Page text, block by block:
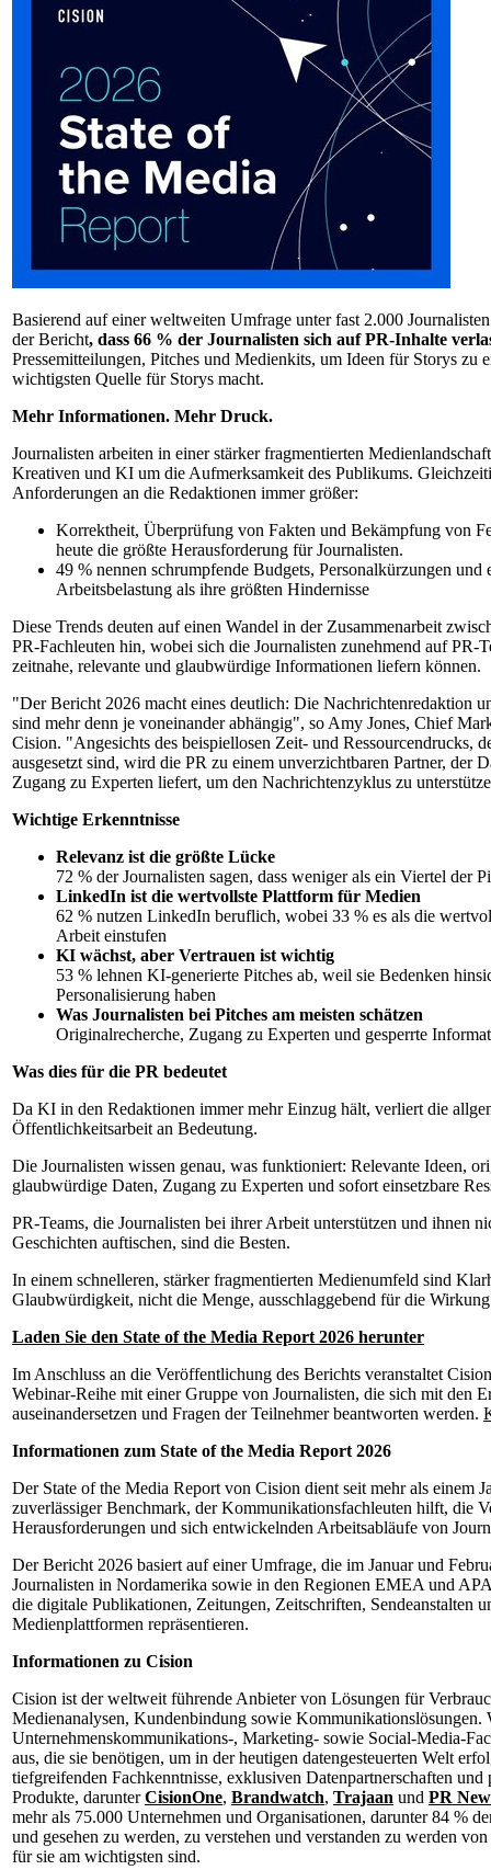
Basierend auf einer weltweiten Umfrage unter fast 2.000
der Bericht, dass 66 % der Journalisten sich auf PR-Inhalte
Pressemitteilungen, Pitches und Medienkits, um Ideen für Storys zu
wichtigsten Quelle für Storys macht.
Mehr Informationen. Mehr Druck.
Journalisten arbeiten in einer stärker fragmentierten
Kreativen und KI um die Aufmerksamkeit des Publikums.
Anforderungen an die Redaktionen immer größer:
Korrektheit, Überprüfung von Fakten und Bekämpfung von
heute die größte Herausforderung für Journalisten.
49 % nennen schrumpfende Budgets, Personalkürzungen und
Arbeitsbelastung als ihre größten Hindernisse
Diese Trends deuten auf einen Wandel in der Zusammenarbeit
PR-Fachleuten hin, wobei sich die Journalisten zunehmend auf PR-
zeitnahe, relevante und glaubwürdige Informationen liefern können.
"Der Bericht 2026 macht eines deutlich: Die Nachrichtenredaktion
sind mehr denn je voneinander abhängig", so Amy Jones, Chief
Cision. "Angesichts des beispiellosen Zeit- und Ressourcendrucks,
ausgesetzt sind, wird die PR zu einem unverzichtbaren Partner, der
Zugang zu Experten liefert, um den Nachrichtenzyklus zu
Wichtige Erkenntnisse
Relevanz ist die größte Lücke
72 % der Journalisten sagen, dass weniger als ein Viertel der
LinkedIn ist die wertvollste Plattform für Medien
62 % nutzen LinkedIn beruflich, wobei 33 % es als die
Arbeit einstufen
KI wächst, aber Vertrauen ist wichtig
53 % lehnen KI-generierte Pitches ab, weil sie Bedenken
Personalisierung haben
Was Journalisten bei Pitches am meisten schätzen
Originalrecherche, Zugang zu Experten und gesperrte
Was dies für die PR bedeutet
Da KI in den Redaktionen immer mehr Einzug hält, verliert die
Öffentlichkeitsarbeit an Bedeutung.
Die Journalisten wissen genau, was funktioniert: Relevante Ideen,
glaubwürdige Daten, Zugang zu Experten und sofort einsetzbare
PR-Teams, die Journalisten bei ihrer Arbeit unterstützen und ihnen
Geschichten auftischen, sind die Besten.
In einem schnelleren, stärker fragmentierten Medienumfeld sind
Glaubwürdigkeit, nicht die Menge, ausschlaggebend für die
Laden Sie den State of the Media Report 2026 herunter
Im Anschluss an die Veröffentlichung des Berichts veranstaltet
Webinar-Reihe mit einer Gruppe von Journalisten, die sich mit den
auseinandersetzen und Fragen der Teilnehmer beantworten werden.
Informationen zum State of the Media Report 2026
Der State of the Media Report von Cision dient seit mehr als einem
zuverlässiger Benchmark, der Kommunikationsfachleuten hilft, die
Herausforderungen und sich entwickelnden Arbeitsabläufe von
Der Bericht 2026 basiert auf einer Umfrage, die im Januar und
Journalisten in Nordamerika sowie in den Regionen EMEA und
die digitale Publikationen, Zeitungen, Zeitschriften, Sendeanstalten
Medienplattformen repräsentieren.
Informationen zu Cision
Cision ist der weltweit führende Anbieter von Lösungen für
Medienanalysen, Kundenbindung sowie Kommunikationslösungen.
Unternehmenskommunikations-, Marketing- sowie Social-Media-
aus, die sie benötigen, um in der heutigen datengesteuerten Welt
tiefgreifenden Fachkenntnisse, exklusiven Datenpartnerschaften und
Produkte, darunterCisionOne, Brandwatch, Trajaan und PR
mehr als 75.000 Unternehmen und Organisationen, darunter 84 %
und gesehen zu werden, zu verstehen und verstanden zu werden
für sie am wichtigsten sind.